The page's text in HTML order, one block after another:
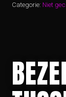
Categorie: Niet